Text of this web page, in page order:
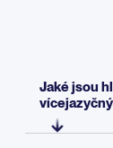
Jaké jsou